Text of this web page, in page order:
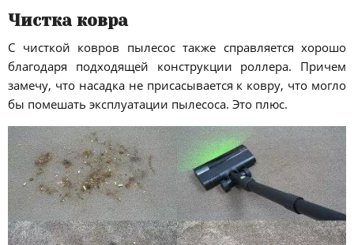
Чистка ковра
С чисткой ковров пылесос также справляется хорошо
благодаря подходящей конструкции роллера. Причем
замечу, что насадка не присасывается к ковру, что могло
бы помешать эксплуатации пылесоса. Это плюс.